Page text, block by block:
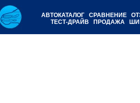
АВТОКАТАЛОГ СРАВНЕНИЕ
ТЕСТ-ДРАЙВ
ПРОДАЖА